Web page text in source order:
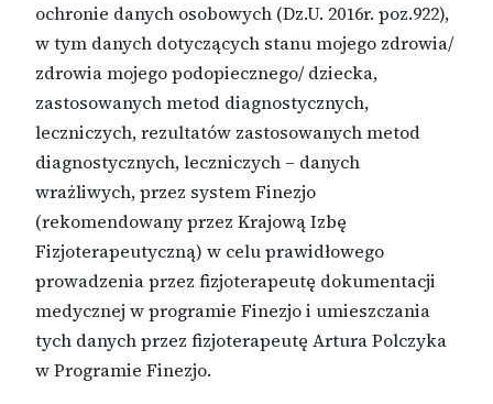
ochronie danych osobowych (Dz.U. 2016r. poz.922),
w tym danych dotyczących stanu mojego zdrowia/
zdrowia mojego podopiecznego/ dziecka,
zastosowanych metod diagnostycznych,
leczniczych, rezultatów zastosowanych metod
diagnostycznych, leczniczych – danych
wrażliwych, przez system Finezjo
(rekomendowany przez Krajową Izbę
Fizjoterapeutyczną) w celu prawidłowego
prowadzenia przez fizjoterapeutę dokumentacji
medycznej w programie Finezjo i umieszczania
tych danych przez fizjoterapeutę Artura Polczyka
w Programie Finezjo.